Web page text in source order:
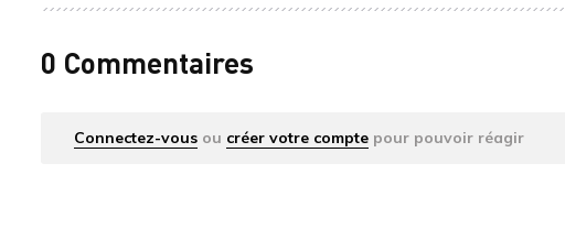
0 Commentaires
Connectez-vous ou créer votre compte pour pouvoir réagir